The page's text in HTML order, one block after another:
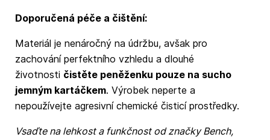
Doporučená péče a čištění:
Materiál je nenáročný na údržbu, avšak pro
zachování perfektního vzhledu a dlouhé
životnosti čistěte peněženku pouze na sucho
jemným kartáčkem. Výrobek neperte a
nepoužívejte agresivní chemické čisticí prostředky.
Vsaďte na lehkost a funkčnost od značky Bench,